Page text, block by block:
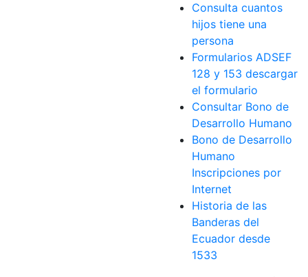
Consulta cuantos
hijos tiene una
persona
Formularios ADSEF
128 y 153 descargar
el formulario
Consultar Bono de
Desarrollo Humano
Bono de Desarrollo
Humano
Inscripciones por
Internet
Historia de las
Banderas del
Ecuador desde
1533